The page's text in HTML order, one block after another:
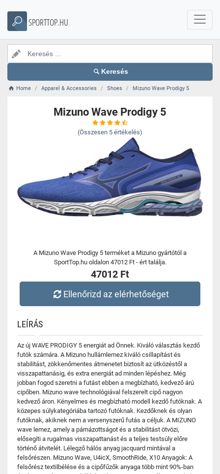
SPORTTOP.HU
Keresés
Home Apparel & Accessories Shoes Mizuno Wave Prodigy 5
Mizuno Wave Prodigy 5
(Összesen 5 értékelés)
A Mizuno Wave Prodigy 5 terméket a Mizuno gyártótól a
SportTop.hu oldalon 47012 Ft - ért találja.
47012 Ft
Ellenőrizd az elérhetőséget
LEÍRÁS
Az új WAVE PRODIGY 5 energiát ad Önnek. Kiváló választás kezdő
futók számára. A Mizuno hullámlemez kiváló csillapítást és
stabilitást, zökkenőmentes átmenetet biztosít az ütközéstől a
visszapattanásig, és extra energiát ad minden lépéshez. Még
jobban fogod szeretni a futást ebben a megbízható, kedvező árú
cipőben. Mizuno wave technológiával felszerelt cipő nagyon
kedvező áron. Kényelmes és megbízható modell kezdő futóknak. A
közepes súlykategóriába tartozó futóknak. Kezdőknek és olyan
futóknak, akiknek nem a versenyszerű futás a céljuk. A MIZUNO
wave lemez, amely a párnázottságot és a stabilitást ötvözi,
elősegíti a rugalmas visszapattanást és a teljes testsúly előre
történő átvitelét. Lélegző hálós anyag jacquard mintával a
felsőrészen. Mizuno Wave, U4icX, SmoothRide, X10 Anyagok: A
felsőrész textilbélése és a cipőfűzők anyaga több mint 90%-ban